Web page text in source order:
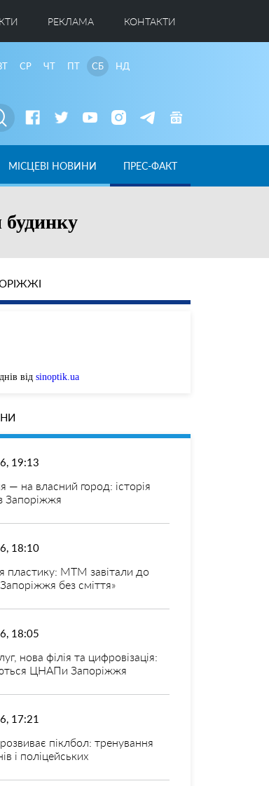
РЕКЛАМА КОНТАКТИ
СР ЧТ ПТ СБ НД
МІСЦЕВІ НОВИНИ ПРЕС-ФАКТ
від sinoptik.ua
19:13
— на власний город: історія
Запоріжжя
18:10
пластику: МТМ завітали до
без сміття»
18:05
нова філія та цифровізація:
ЦНАПи Запоріжжя
17:21
піклбол: тренування
і поліцейських